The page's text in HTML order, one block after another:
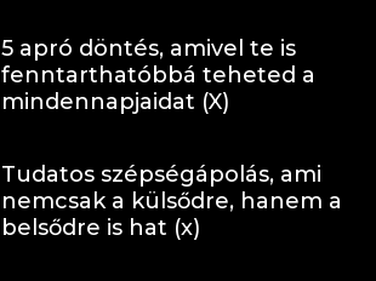
5 apró döntés, amivel te is
fenntarthatóbbá teheted a
mindennapjaidat (X)
Tudatos szépségápolás, ami
nemcsak a külsődre, hanem a
belsődre is hat (x)